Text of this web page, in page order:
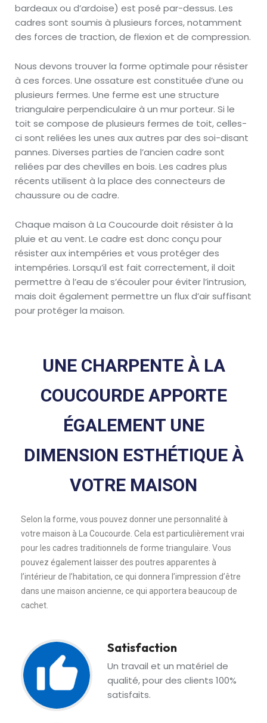
bardeaux ou d’ardoise) est posé par-dessus. Les
cadres sont soumis à plusieurs forces, notamment
des forces de traction, de flexion et de compression.
Nous devons trouver la forme optimale pour résister
à ces forces. Une ossature est constituée d’une ou
plusieurs fermes. Une ferme est une structure
triangulaire perpendiculaire à un mur porteur. Si le
toit se compose de plusieurs fermes de toit, celles-
ci sont reliées les unes aux autres par des soi-disant
pannes. Diverses parties de l’ancien cadre sont
reliées par des chevilles en bois. Les cadres plus
récents utilisent à la place des connecteurs de
chaussure ou de cadre.
Chaque maison à La Coucourde doit résister à la
pluie et au vent. Le cadre est donc conçu pour
résister aux intempéries et vous protéger des
intempéries. Lorsqu’il est fait correctement, il doit
permettre à l’eau de s’écouler pour éviter l’intrusion,
mais doit également permettre un flux d’air suffisant
pour protéger la maison.
UNE CHARPENTE À LA
COUCOURDE APPORTE
ÉGALEMENT UNE
DIMENSION ESTHÉTIQUE À
VOTRE MAISON
Selon la forme, vous pouvez donner une personnalité à
votre maison à La Coucourde. Cela est particulièrement vrai
pour les cadres traditionnels de forme triangulaire. Vous
pouvez également laisser des poutres apparentes à
l’intérieur de l’habitation, ce qui donnera l’impression d’être
dans une maison ancienne, ce qui apportera beaucoup de
cachet.
Satisfaction
Un travail et un matériel de
qualité, pour des clients 100%
satisfaits.